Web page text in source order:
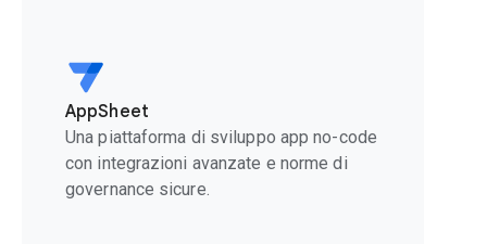
AppSheet
Una piattaforma di sviluppo app no-code
con integrazioni avanzate e norme di
governance sicure.